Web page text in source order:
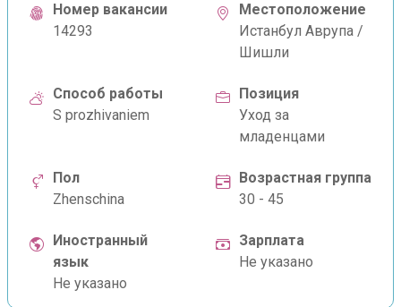
Номер вакансии
14293
Местоположение
Истанбул Аврупа /
Шишли
Способ работы
S prozhivaniem
Позиция
Уход за
младенцами
Пол
Zhenschina
Возрастная группа
30 - 45
Иностранный
язык
Не указано
Зарплата
Не указано